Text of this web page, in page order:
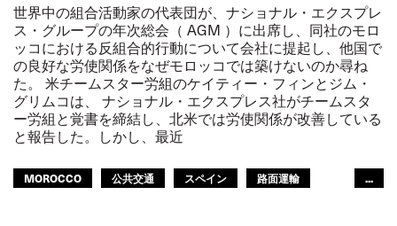
世界中の組合活動家の代表団が、ナショナル・エクスプレ
ス・グループの年次総会（ AGM ）に出席し、同社のモロ
ッコにおける反組合的行動について会社に提起し、他国で
の良好な労使関係をなぜモロッコでは築けないのか尋ね
た。 米チームスター労組のケイティー・フィンとジム・
グリムコは、 ナショナル・エクスプレス社がチームスタ
ー労組と覚書を締結し、北米では労使関係が改善している
と報告した。しかし、最近
MOROCCO 公共交通 スペイン
路面運輸
...